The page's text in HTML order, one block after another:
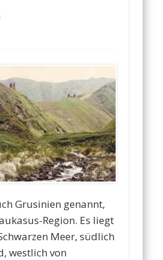
Grusinien genannt,
Region. Es liegt
Meer, südlich
westlich von